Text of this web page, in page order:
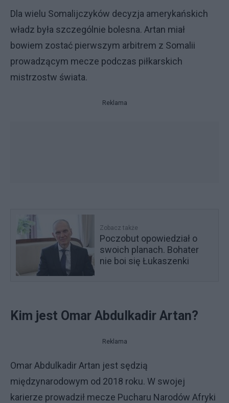
Dla wielu Somalijczyków decyzja amerykańskich
władz była szczególnie bolesna. Artan miał
bowiem zostać pierwszym arbitrem z Somalii
prowadzącym mecze podczas piłkarskich
mistrzostw świata.
Reklama
Zobacz także
Poczobut opowiedział o
swoich planach. Bohater
nie boi się Łukaszenki
Kim jest Omar Abdulkadir Artan?
Reklama
Omar Abdulkadir Artan jest sędzią
międzynarodowym od 2018 roku. W swojej
karierze prowadził mecze Pucharu Narodów Afryki